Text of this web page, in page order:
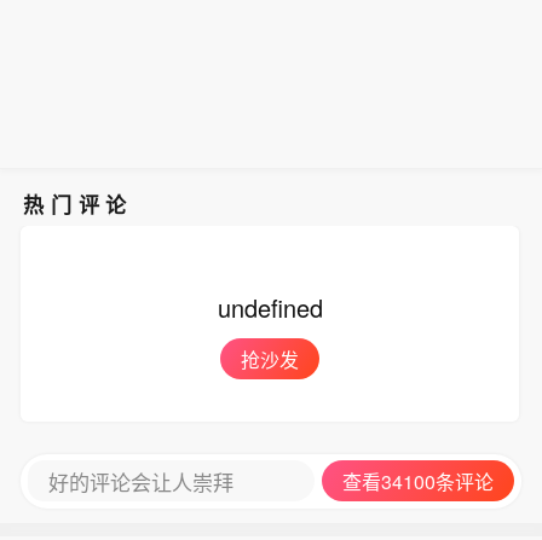
热门评论
undefined
抢沙发
好的评论会让人崇拜 查看34100条评论